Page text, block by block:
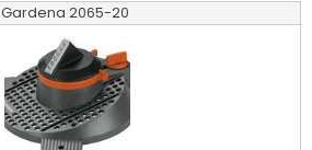
Gardena 2065-20